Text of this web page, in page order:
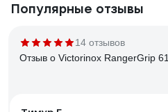
Популярные отзывы
14 отзывов
Отзыв о Victorinox RangerGrip 61